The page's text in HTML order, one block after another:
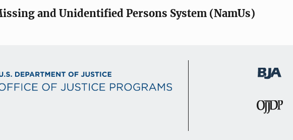
and Unidentified Persons System (NamUs)